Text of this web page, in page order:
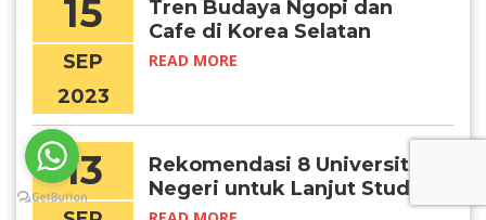
15
SEP
2023
Tren Budaya Ngopi dan
Cafe di Korea Selatan
READ MORE
13
Rekomendasi 8 Universitas
Negeri untuk Lanjut Studi di
Korea Selatan